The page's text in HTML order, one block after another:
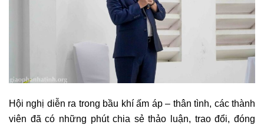
Hội nghị diễn ra trong bầu khí ấm áp – thân tình, các thành
viên đã có những phút chia sẻ thảo luận, trao đổi, đóng